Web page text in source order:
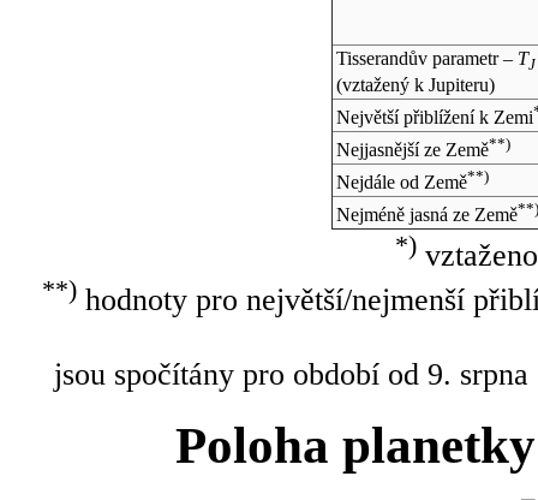
Tisserandův parametr – TJ
(vztažený k Jupiteru)
Největší přiblížení k Zemi
Nejjasnější ze Země**)
Nejdále od Země**)
Nejméně jasná ze Země**)
*)
**)hodnoty pro největší/nejmenší
jsou spočítány pro období od 9.
Poloha